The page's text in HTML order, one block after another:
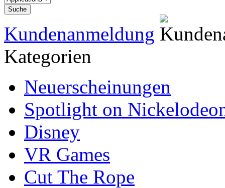
Kundenanmeldung
Kategorien
Neuerscheinungen
Spotlight on
Disney
VR Games
Cut The Rope